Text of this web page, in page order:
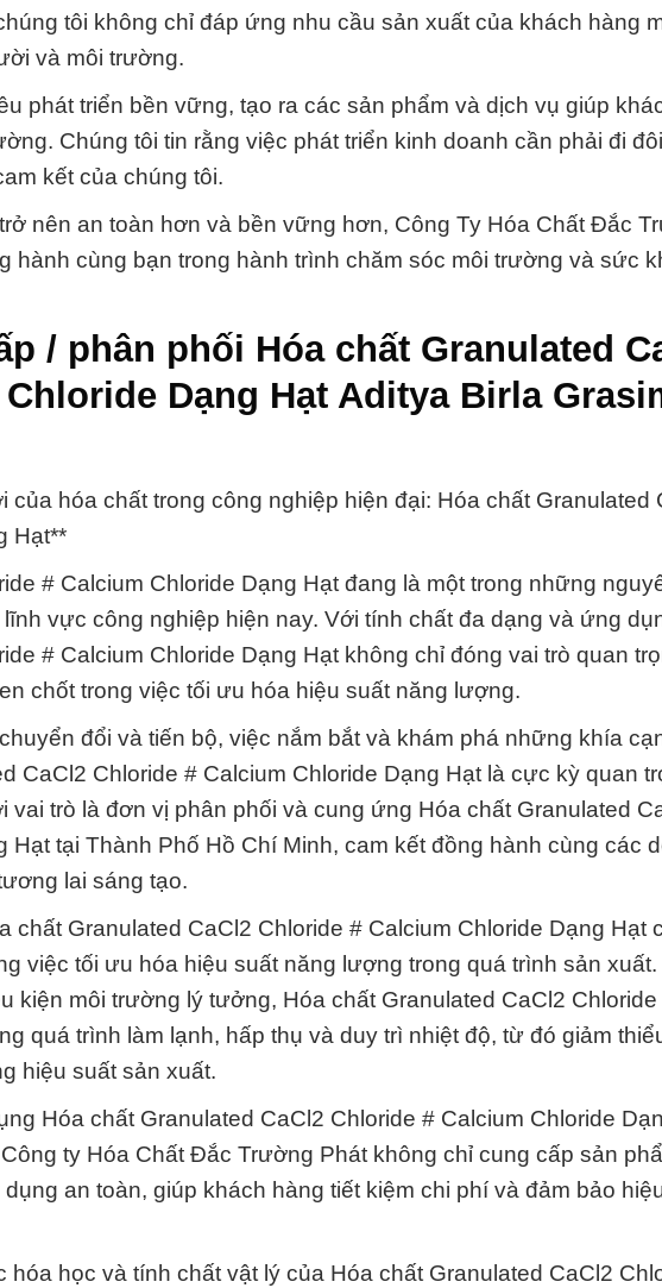
tôi không chỉ đáp ứng nhu cầu sản xuất của khách hàng
và môi trường.
phát triển bền vững, tạo ra các sản phẩm và dịch vụ giúp
Chúng tôi tin rằng việc phát triển kinh doanh cần phải đi
kết của chúng tôi.
nên an toàn hơn và bền vững hơn, Công Ty Hóa Chất Đắc
hành cùng bạn trong hành trình chăm sóc môi trường và sức
/ phân phối Hóa chất Granulated
Dạng Hạt Aditya Birla
hóa chất trong công nghiệp hiện đại: Hóa chất Granulated
Hạt**
# Calcium Chloride Dạng Hạt đang là một trong những
vực công nghiệp hiện nay. Với tính chất đa dạng và ứng
# Calcium Chloride Dạng Hạt không chỉ đóng vai trò quan
chốt trong việc tối ưu hóa hiệu suất năng lượng.
đổi và tiến bộ, việc nắm bắt và khám phá những khía
CaCl2 Chloride # Calcium Chloride Dạng Hạt là cực kỳ quan
trò là đơn vị phân phối và cung ứng Hóa chất Granulated
Hạt tại Thành Phố Hồ Chí Minh, cam kết đồng hành cùng các
lai sáng tạo.
chất Granulated CaCl2 Chloride # Calcium Chloride Dạng Hạt
việc tối ưu hóa hiệu suất năng lượng trong quá trình sản
kiện môi trường lý tưởng, Hóa chất Granulated CaCl2 Chloride
quá trình làm lạnh, hấp thụ và duy trì nhiệt độ, từ đó giảm
hiệu suất sản xuất.
Hóa chất Granulated CaCl2 Chloride # Calcium Chloride
ty Hóa Chất Đắc Trường Phát không chỉ cung cấp sản
an toàn, giúp khách hàng tiết kiệm chi phí và đảm bảo
học và tính chất vật lý của Hóa chất Granulated CaCl2